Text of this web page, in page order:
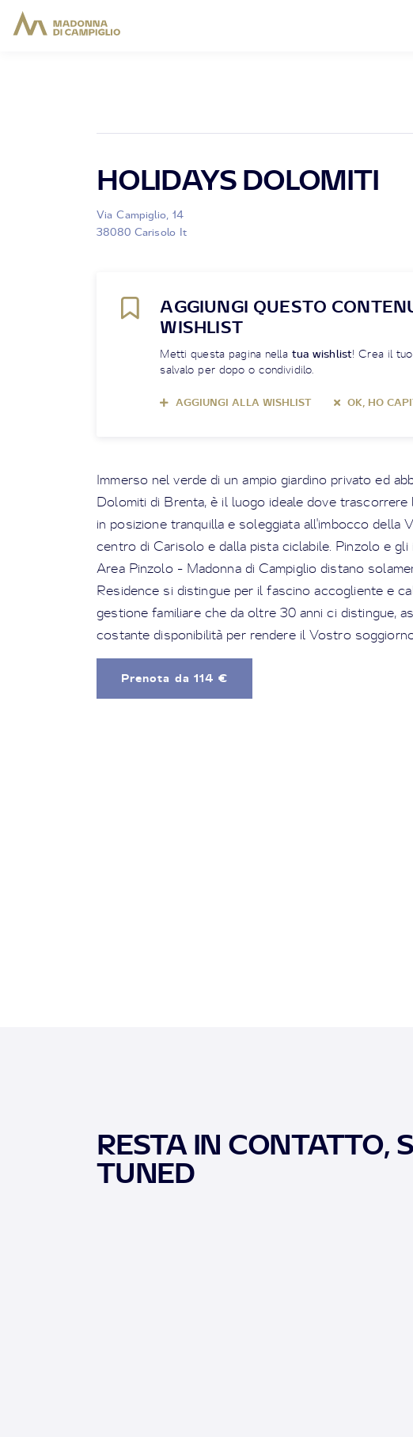
HOLIDAYS DOLOMITI
Via Campiglio, 14
38080 Carisolo It
AGGIUNGI QUESTO
WISHLIST
Metti questa pagina nella tua wishlist! Crea il
salvalo per dopo o condividilo.
AGGIUNGI ALLA WISHLIST OK, HO
Immerso nel verde di un ampio giardino privato ed
Dolomiti di Brenta, è il luogo ideale dove
in posizione tranquilla e soleggiata all'imbocco della
centro di Carisolo e dalla pista ciclabile. Pinzolo e gli
Area Pinzolo - Madonna di Campiglio distano
Residence si distingue per il fascino accogliente e
gestione familiare che da oltre 30 anni ci distingue,
costante disponibilità per rendere il Vostro
Prenota da 114 €
RESTA IN CONTATTO,
TUNED